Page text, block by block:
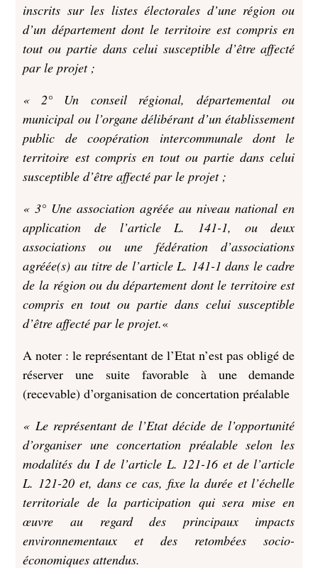
inscrits sur les listes électorales d’une région ou
d’un département dont le territoire est compris en
tout ou partie dans celui susceptible d’être affecté
par le projet ;
« 2° Un conseil régional, départemental ou
municipal ou l’organe délibérant d’un établissement
public de coopération intercommunale dont le
territoire est compris en tout ou partie dans celui
susceptible d’être affecté par le projet ;
« 3° Une association agréée au niveau national en
application de l’article L. 141-1, ou deux
associations ou une fédération d’associations
agréée(s) au titre de l’article L. 141-1 dans le cadre
de la région ou du département dont le territoire est
compris en tout ou partie dans celui susceptible
d’être affecté par le projet.«
A noter : le représentant de l’Etat n’est pas obligé de
réserver une suite favorable à une demande
(recevable) d’organisation de concertation préalable
« Le représentant de l’Etat décide de l’opportunité
d’organiser une concertation préalable selon les
modalités du I de l’article L. 121-16 et de l’article
L. 121-20 et, dans ce cas, fixe la durée et l’échelle
territoriale de la participation qui sera mise en
œuvre au regard des principaux impacts
environnementaux et des retombées socio-
économiques attendus.